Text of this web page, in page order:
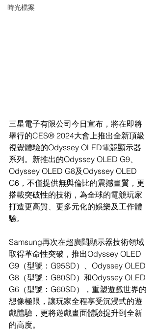
時光檔案
三星電子有限公司今日宣布，將在即將
舉行的CES® 2024大會上推出全新頂級
視覺體驗的Odyssey OLED電競顯示器
系列。新推出的Odyssey OLED G9、
Odyssey OLED G8及Odyssey OLED
G6，不僅提供無與倫比的震撼畫質，更
搭載突破性的技術，為全球的電競玩家
打造更高質、更多元化的娛樂及工作體
驗。
Samsung再次在超廣闊顯示器技術領域
取得革命性突破，推出Odyssey OLED
G9（型號：G95SD）、Odyssey OLED
G8（型號：G80SD）和Odyssey OLED
G6（型號：G60SD），重塑遊戲世界的
想像極限，讓玩家全程享受沉浸式的遊
戲體驗，更將遊戲畫面體驗提升到全新
的高度。